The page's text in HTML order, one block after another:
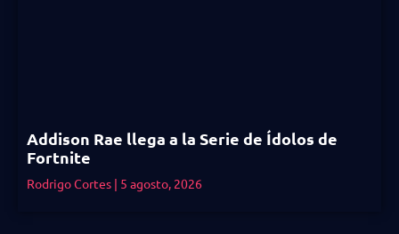
Addison Rae llega a la Serie de Ídolos de
Fortnite
Rodrigo Cortes 5 agosto, 2026